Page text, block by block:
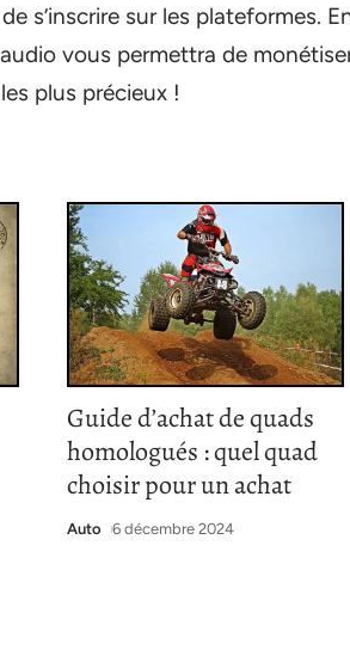
s’inscrire sur les plateformes.
vous permettra de
plus précieux !
Guide d’achat de quads
homologués : quel quad
choisir pour un achat
Auto 6 décembre 2024